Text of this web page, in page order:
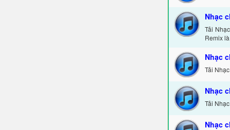
Nhạc
Tải
Remix
Nhạc
Tải
Nhạc
Tải
Nhạc